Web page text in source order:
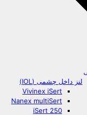
لنز داخل چشمی (IOL)
Vivinex iSert
Nanex multiSert
iSert 250